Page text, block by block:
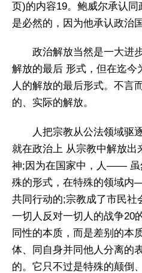
页)的内容19。鲍威尔承认
是必然的，因为他承认政治
政治解放当然是一大进
解放的最后 形式，但在迄今
人的解放的最后形式。不言
的、实际的解放。
人把宗教从公法领域驱
就在政治上 从宗教中解放出
神;因为在国家中，人—— 虽
殊的形式，在特殊的领域
共同行动的;宗教成了市民社
一切人反对一切人的战争20
同性的本质，而是差别的本
体、同自身并同他人分离
的。它只不过是特殊的颠倒